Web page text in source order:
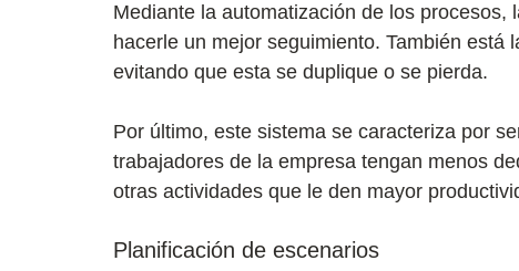
Mediante la automatización de los
hacerle un mejor seguimiento. También
evitando que esta se duplique o se pierda.
Por último, este sistema se caracteriza por
trabajadores de la empresa tengan menos
otras actividades que le den mayor
Planificación de escenarios